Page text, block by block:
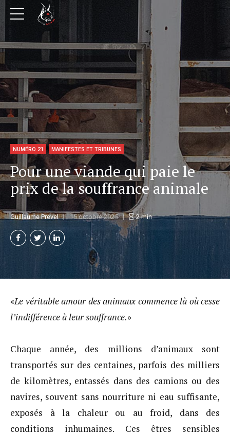
NUMÉRO 21 MANIFESTES ET TRIBUNES
Pour une viande qui paie le
prix de la souffrance animale
Guillaume Prevel 15 octobre 2025 2min
«Le véritable amour des animaux commence là où cesse
l’indifférence à leur souffrance.»
Chaque année, des millions d’animaux sont
transportés sur des centaines, parfois des milliers
de kilomètres, entassés dans des camions ou des
navires, souvent sans nourriture ni eau suffisante,
exposés à la chaleur ou au froid, dans des
conditions inhumaines. Ces êtres sensibles